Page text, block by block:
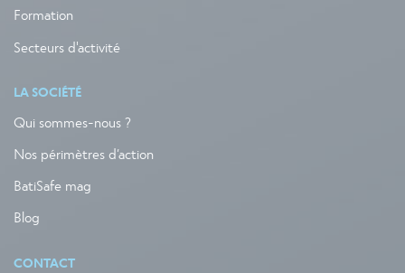
Formation
Secteurs d'activité
LA SOCIÉTÉ
Qui sommes-nous ?
Nos périmètres d’action
BatiSafe mag
Blog
CONTACT